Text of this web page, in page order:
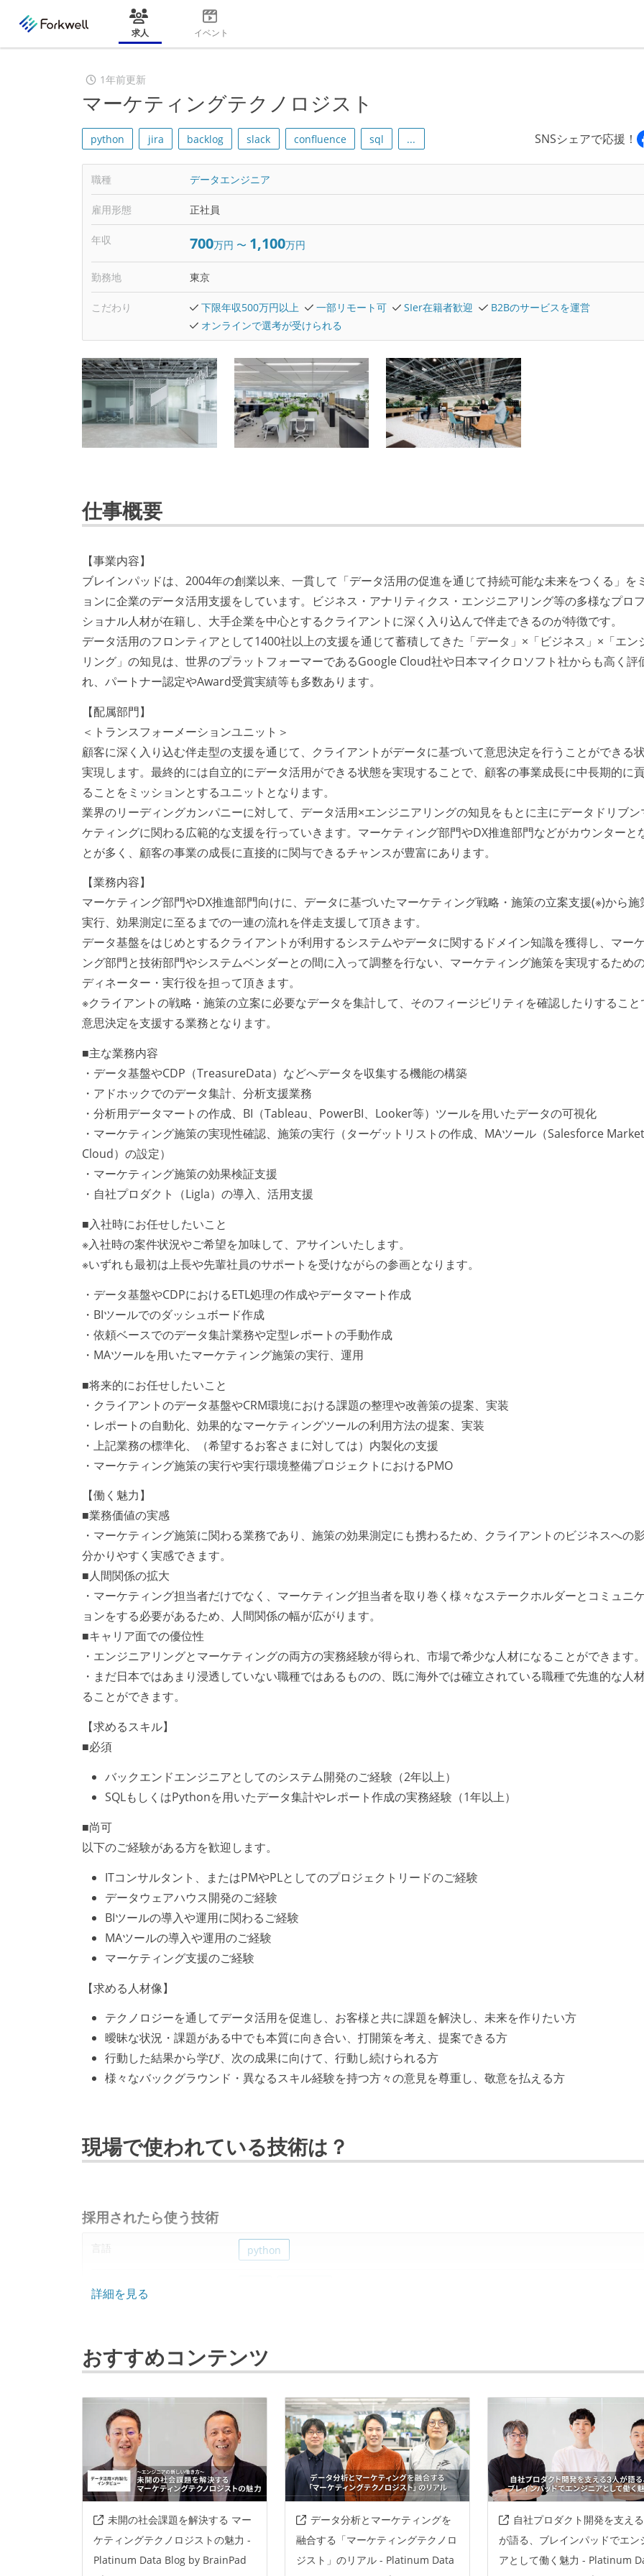
求人 イベント
1年前更新
マーケティングテクノロジスト
python jira backlog slack confluence sql ... SNSシェアで応援！
職種 データエンジニア
雇用形態 正社員
年収 700万円 〜 1,100万円
勤務地 東京
こだわり 下限年収500万円以上 一部リモート可 SIer在籍者歓迎
B2Bのサービスを運営
オンラインで選考が受けられる
仕事概要
【事業内容】
ブレインパッドは、2004年の創業以来、一貫して「データ活用の促進を通じて持続可能な未来をつくる」を
ョンに企業のデータ活用支援をしています。ビジネス・アナリティクス・エンジニアリング等の多様なプロ
ショナル人材が在籍し、大手企業を中心とするクライアントに深く入り込んで伴走できるのが特徴です。
データ活用のフロンティアとして1400社以上の支援を通じて蓄積してきた「データ」×「ビジネス」×「エン
リング」の知見は、世界のプラットフォーマーであるGoogle Cloud社や日本マイクロソフト社からも高く評
れ、パートナー認定やAward受賞実績等も多数あります。
【配属部門】
＜トランスフォーメーションユニット＞
顧客に深く入り込む伴走型の支援を通じて、クライアントがデータに基づいて意思決定を行うことができる
実現します。最終的には自立的にデータ活用ができる状態を実現することで、顧客の事業成長に中長期的に
ることをミッションとするユニットとなります。
業界のリーディングカンパニーに対して、データ活用×エンジニアリングの知見をもとに主にデータドリブン
ケティングに関わる広範的な支援を行っていきます。マーケティング部門やDX推進部門などがカウンターと
とが多く、顧客の事業の成長に直接的に関与できるチャンスが豊富にあります。
【業務内容】
マーケティング部門やDX推進部門向けに、データに基づいたマーケティング戦略・施策の立案支援(※)から施
実行、効果測定に至るまでの一連の流れを伴走支援して頂きます。
データ基盤をはじめとするクライアントが利用するシステムやデータに関するドメイン知識を獲得し、マー
ング部門と技術部門やシステムベンダーとの間に入って調整を行ない、マーケティング施策を実現するため
ディネーター・実行役を担って頂きます。
※クライアントの戦略・施策の立案に必要なデータを集計して、そのフィージビリティを確認したりすること
意思決定を支援する業務となります。
■主な業務内容
・データ基盤やCDP（TreasureData）などへデータを収集する機能の構築
・アドホックでのデータ集計、分析支援業務
・分析用データマートの作成、BI（Tableau、PowerBI、Looker等）ツールを用いたデータの可視化
・マーケティング施策の実現性確認、施策の実行（ターゲットリストの作成、MAツール（Salesforce
Cloud）の設定）
・マーケティング施策の効果検証支援
・自社プロダクト（Ligla）の導入、活用支援
■入社時にお任せしたいこと
※入社時の案件状況やご希望を加味して、アサインいたします。
※いずれも最初は上長や先輩社員のサポートを受けながらの参画となります。
・データ基盤やCDPにおけるETL処理の作成やデータマート作成
・BIツールでのダッシュボード作成
・依頼ベースでのデータ集計業務や定型レポートの手動作成
・MAツールを用いたマーケティング施策の実行、運用
■将来的にお任せしたいこと
・クライアントのデータ基盤やCRM環境における課題の整理や改善策の提案、実装
・レポートの自動化、効果的なマーケティングツールの利用方法の提案、実装
・上記業務の標準化、（希望するお客さまに対しては）内製化の支援
・マーケティング施策の実行や実行環境整備プロジェクトにおけるPMO
【働く魅力】
■業務価値の実感
・マーケティング施策に関わる業務であり、施策の効果測定にも携わるため、クライアントのビジネスへの
分かりやすく実感できます。
■人間関係の拡大
・マーケティング担当者だけでなく、マーケティング担当者を取り巻く様々なステークホルダーとコミュニ
ョンをする必要があるため、人間関係の幅が広がります。
■キャリア面での優位性
・エンジニアリングとマーケティングの両方の実務経験が得られ、市場で希少な人材になることができます。
・まだ日本ではあまり浸透していない職種ではあるものの、既に海外では確立されている職種で先進的な人
ることができます。
【求めるスキル】
■必須
バックエンドエンジニアとしてのシステム開発のご経験（2年以上）
SQLもしくはPythonを用いたデータ集計やレポート作成の実務経験（1年以上）
■尚可
以下のご経験がある方を歓迎します。
ITコンサルタント、またはPMやPLとしてのプロジェクトリードのご経験
データウェアハウス開発のご経験
BIツールの導入や運用に関わるご経験
MAツールの導入や運用のご経験
マーケティング支援のご経験
【求める人材像】
テクノロジーを通してデータ活用を促進し、お客様と共に課題を解決し、未来を作りたい方
曖昧な状況・課題がある中でも本質に向き合い、打開策を考え、提案できる方
行動した結果から学び、次の成果に向けて、行動し続けられる方
様々なバックグラウンド・異なるスキル経験を持つ方々の意見を尊重し、敬意を払える方
現場で使われている技術は？
採用されたら使う技術
言語 python
その他 sql
詳細を見る
おすすめコンテンツ
未開の社会課題を解決する マー
ケティングテクノロジストの魅力 -
Platinum Data Blog by BrainPad
データ分析とマーケティングを
融合する「マーケティングテクノロ
ジスト」のリアル - Platinum Data
自社プロダクト開発を支え
が語る、ブレインパッドでエン
アとして働く魅力 - Platinum